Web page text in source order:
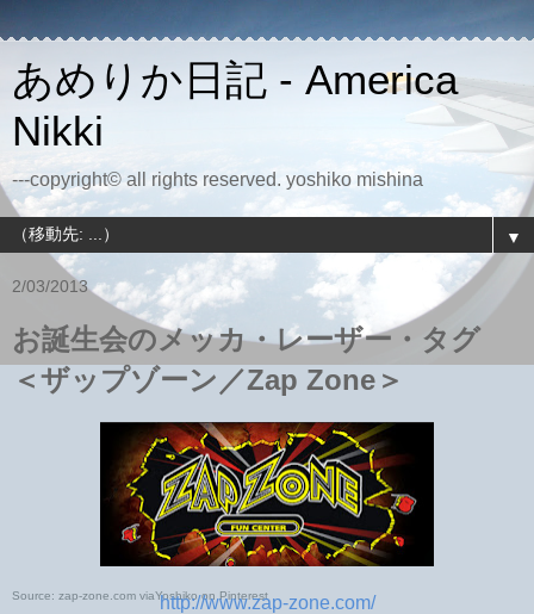
あめりか日記 - America
Nikki
---copyright© all rights reserved. yoshiko mishina
▼
2/03/2013
お誕生会のメッカ・レーザー・タグ
＜ザップゾーン／Zap Zone＞
Source: zap-zone.com viaYoshikoon Pinterest
http://www.zap-zone.com/